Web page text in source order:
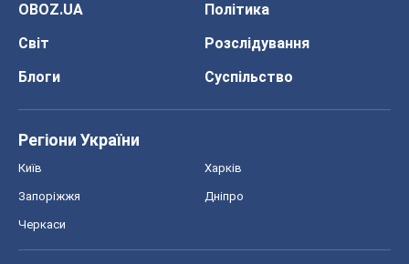
OBOZ.UA
Політика
Світ
Розслідування
Блоги
Суспільство
Регіони України
Київ Харків
Запоріжжя Дніпро
Черкаси